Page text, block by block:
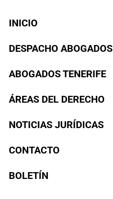
INICIO
DESPACHO ABOGADOS
ABOGADOS TENERIFE
ÁREAS DEL DERECHO
NOTICIAS JURÍDICAS
CONTACTO
BOLETÍN